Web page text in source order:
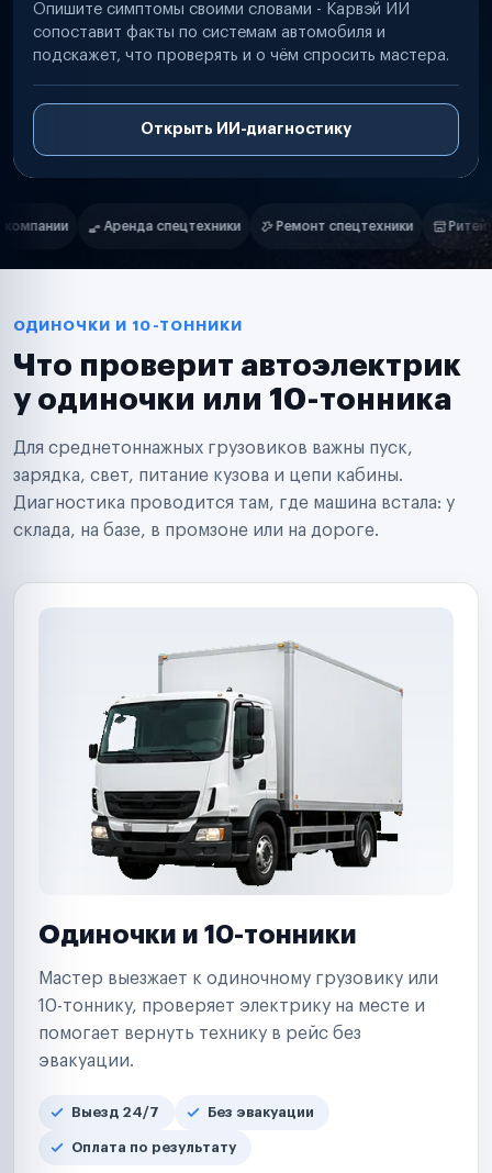
Опишите симптомы своими словами - Карвэй ИИ
сопоставит факты по системам автомобиля и
подскажет, что проверять и о чём спросить мастера.
Открыть ИИ-диагностику
Нам доверяют
Ремонт спецтехники Ритейл-сети Управляющие
Маркетплейсы
Таксопарки
Автодилеры
Поставщики запчастей
Аренда спецтехники
Ремонт спецтехники
Ритейл-сети
Управляющие компании
Страховые компании
ОДИНОЧКИ И 10-ТОННИКИ
Что проверит автоэлектрик
у одиночки или 10-тонника
Для среднетоннажных грузовиков важны пуск,
зарядка, свет, питание кузова и цепи кабины.
Диагностика проводится там, где машина встала: у
склада, на базе, в промзоне или на дороге.
Одиночки и 10-тонники
Мастер выезжает к одиночному грузовику или
10-тоннику, проверяет электрику на месте и
помогает вернуть технику в рейс без
эвакуации.
Выезд 24/7 Без эвакуации
Оплата по результату